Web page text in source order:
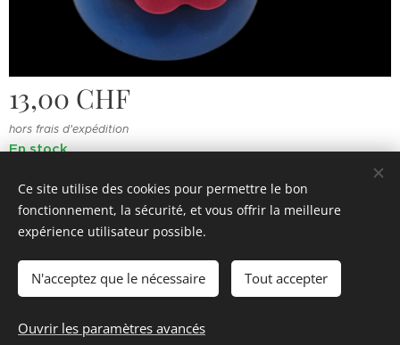
13,00 CHF
hors frais d'expédition
En stock
Ajouter au panier
Ce site utilise des cookies pour permettre le bon
fonctionnement, la sécurité, et vous offrir la meilleure
expérience utilisateur possible.
N'acceptez que le nécessaire Tout accepter
Ouvrir les paramètres avancés